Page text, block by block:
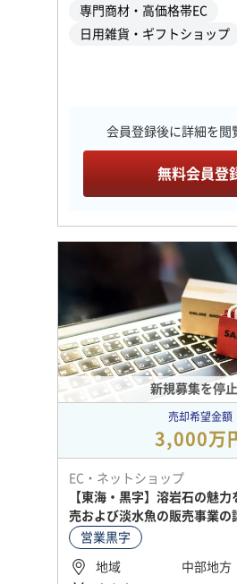
専門商材・高価格帯EC
日用雑貨・ギフトショップ
会員登録後に詳細を閲
無料会員登
新規募集を停
売却希望金額
3,000万
EC・ネットショップ
【東海・黒字】溶岩石の魅
売および淡水魚の販売事業の
営業黒字
地域
中部地方